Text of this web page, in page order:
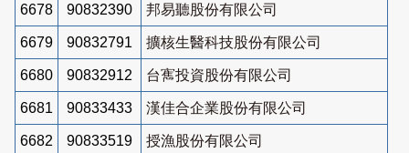
6678 90832390 邦易聽股份有限公司
6679 90832791 擴核生醫科技股份有限公司
6680 90832912 台寯投資股份有限公司
6681 90833433 漢佳合企業股份有限公司
6682 90833519 授漁股份有限公司